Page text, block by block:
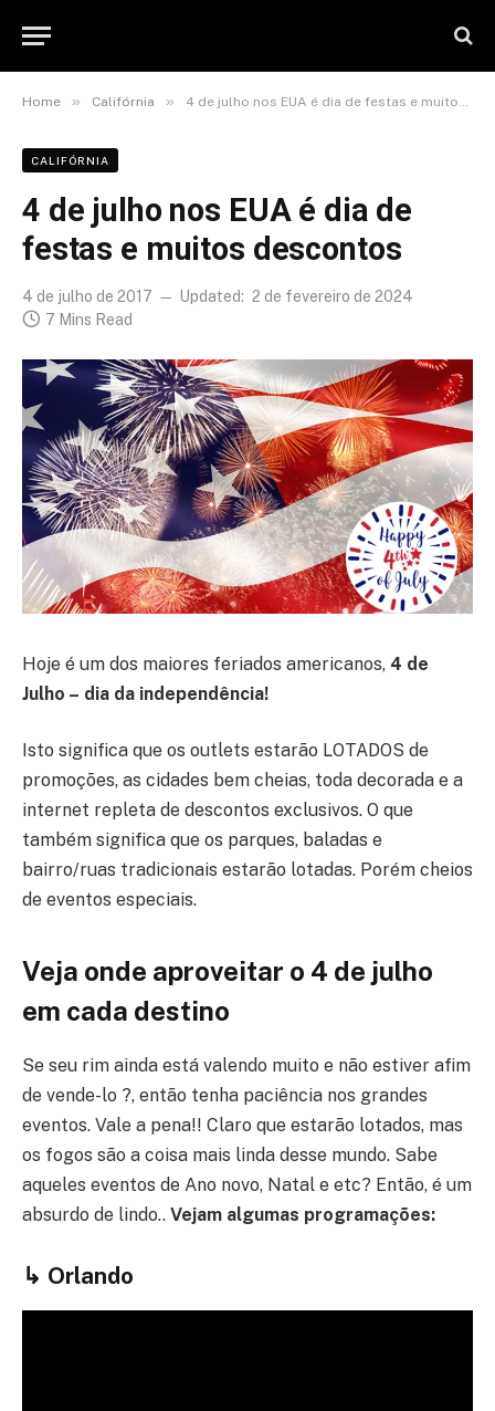
Home » Califórnia » 4 de julho nos EUA é dia de festas e muitos descontos
CALIFÓRNIA
4 de julho nos EUA é dia de
festas e muitos descontos
4 de julho de 2017 Updated: 2 de fevereiro de 2024
7 Mins Read
Hoje é um dos maiores feriados americanos, 4 de
Julho – dia da independência!
Isto significa que os outlets estarão LOTADOS de
promoções, as cidades bem cheias, toda decorada e a
internet repleta de descontos exclusivos. O que
também significa que os parques, baladas e
bairro/ruas tradicionais estarão lotadas. Porém cheios
de eventos especiais.
Veja onde aproveitar o 4 de julho
em cada destino
Se seu rim ainda está valendo muito e não estiver afim
de vende-lo ?, então tenha paciência nos grandes
eventos. Vale a pena!! Claro que estarão lotados, mas
os fogos são a coisa mais linda desse mundo. Sabe
aqueles eventos de Ano novo, Natal e etc? Então, é um
absurdo de lindo.. Vejam algumas programações:
↳ Orlando